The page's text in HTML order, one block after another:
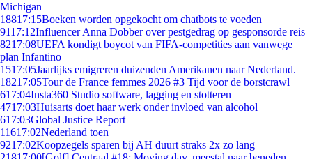
Michigan
18817:15Boeken worden opgekocht om chatbots te voeden
9117:12Influencer Anna Dobber over pestgedrag op gesponsorde reis
8217:08UEFA kondigt boycot van FIFA-competities aan vanwege
plan Infantino
1517:05Jaarlijks emigreren duizenden Amerikanen naar Nederland.
18217:05Tour de France femmes 2026 #3 Tijd voor de borstcrawl
617:04Insta360 Studio software, lagging en stotteren
4717:03Huisarts doet haar werk onder invloed van alcohol
617:03Global Justice Report
11617:02Nederland toen
9217:02Koopzegels sparen bij AH duurt straks 2x zo lang